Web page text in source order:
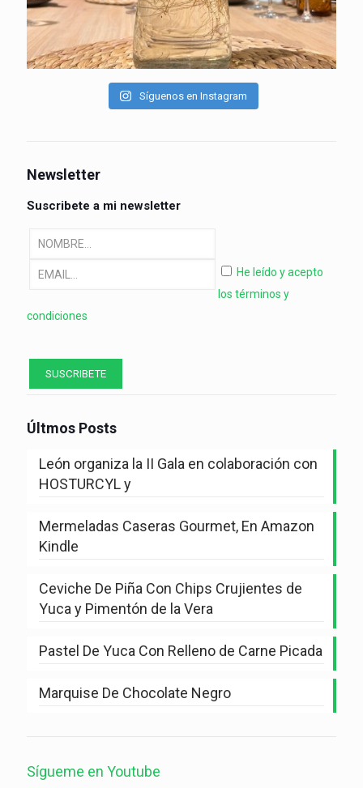
Síguenos en Instagram
Newsletter
Suscribete a mi newsletter
He leído y acepto
los términos y
condiciones
Últmos Posts
León organiza la II Gala en colaboración con
HOSTURCYL y
Mermeladas Caseras Gourmet, En Amazon
Kindle
Ceviche De Piña Con Chips Crujientes de
Yuca y Pimentón de la Vera
Pastel De Yuca Con Relleno de Carne Picada
Marquise De Chocolate Negro
Sígueme en Youtube